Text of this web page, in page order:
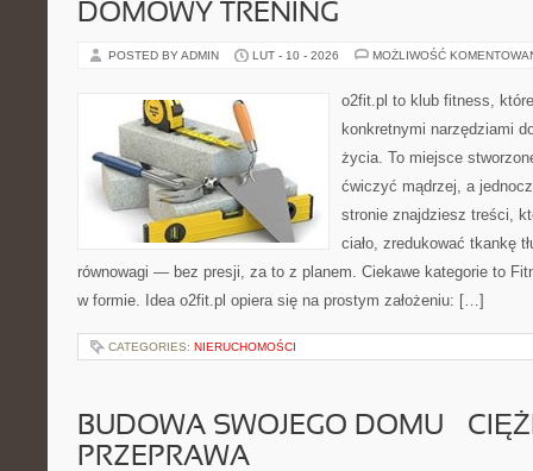
DOMOWY TRENING
POSTED BY ADMIN LUT - 10 - 2026 MOŻLIWOŚĆ
o2fit.pl to klub fitness,
konkretnymi narzędziami
życia. To miejsce
ćwiczyć mądrzej, a
stronie znajdziesz treści,
ciało, zredukować tkankę
równowagi — bez presji, za to z planem. Ciekawe kategorie to
w formie. Idea o2fit.pl opiera się na prostym założeniu: […]
CATEGORIES: NIERUCHOMOŚCI
BUDOWA SWOJEGO DOMU –
PRZEPRAWA